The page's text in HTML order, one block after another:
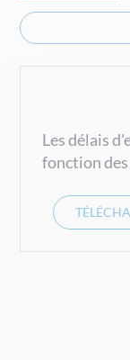
Les délais
fonction